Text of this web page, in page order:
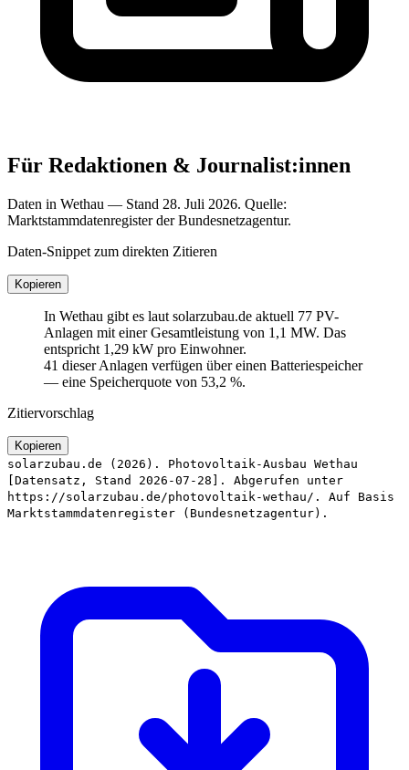
Für Redaktionen & Journalist:innen
Daten in Wethau — Stand 28. Juli 2026. Quelle:
Marktstammdatenregister der Bundesnetzagentur.
Daten-Snippet zum direkten Zitieren
Kopieren
In Wethau gibt es laut solarzubau.de aktuell 77 PV-
Anlagen mit einer Gesamtleistung von 1,1 MW. Das
entspricht 1,29 kW pro Einwohner.
41 dieser Anlagen verfügen über einen Batteriespeicher
— eine Speicherquote von 53,2 %.
Zitiervorschlag
Kopieren
solarzubau.de (2026). Photovoltaik-Ausbau Wethau
[Datensatz, Stand 2026-07-28]. Abgerufen unter
https://solarzubau.de/photovoltaik-wethau/. Auf Basis
Marktstammdatenregister (Bundesnetzagentur).